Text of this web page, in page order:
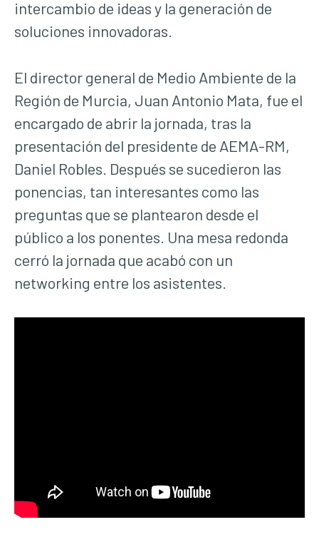
intercambio de ideas y la generación de
soluciones innovadoras.
El director general de Medio Ambiente de la
Región de Murcia, Juan Antonio Mata, fue el
encargado de abrir la jornada, tras la
presentación del presidente de AEMA-RM,
Daniel Robles. Después se sucedieron las
ponencias, tan interesantes como las
preguntas que se plantearon desde el
público a los ponentes. Una mesa redonda
cerró la jornada que acabó con un
networking entre los asistentes.